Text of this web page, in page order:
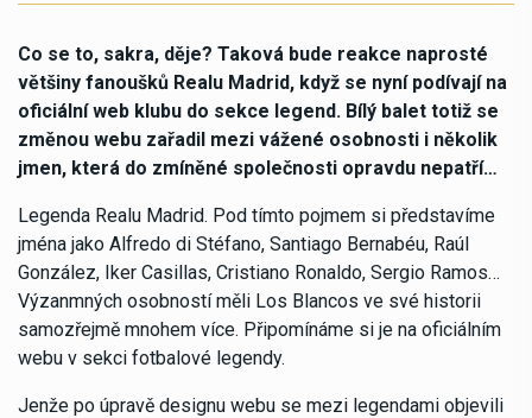
Co se to, sakra, děje? Taková bude reakce naprosté
většiny fanoušků Realu Madrid, když se nyní podívají na
oficiální web klubu do sekce legend. Bílý balet totiž se
změnou webu zařadil mezi vážené osobnosti i několik
jmen, která do zmíněné společnosti opravdu nepatří…
Legenda Realu Madrid. Pod tímto pojmem si představíme
jména jako Alfredo di Stéfano, Santiago Bernabéu, Raúl
González, Iker Casillas, Cristiano Ronaldo, Sergio Ramos…
Výzanmných osobností měli Los Blancos ve své historii
samozřejmě mnohem více. Připomínáme si je na oficiálním
webu v sekci fotbalové legendy.
Jenže po úpravě designu webu se mezi legendami objevili